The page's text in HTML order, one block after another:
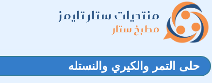
منتديات ستار تايمز
مطبخ ستار
حلى التمر والكيري والنستله